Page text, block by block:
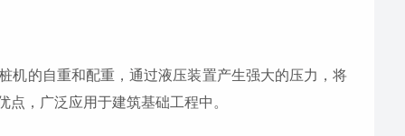
机的自重和配重，通过液压装置产生强大的压力，将
，广泛应用于建筑基础工程中。